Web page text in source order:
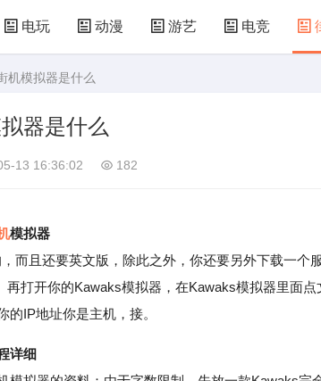
电玩 动漫 游艺 电竞
娃娃机
机模拟器是什么
器是什么
13 16:36:02 182
模拟器
且还要英文版，除此之外，你还要另外下载一个
打开你的Kawaks模拟器，在Kawaks模拟器里面点
IP地址你是主机，接。
详细